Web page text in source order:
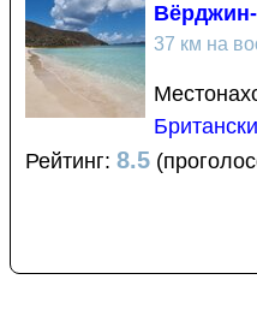
37 км на
Рейтинг: 8.5